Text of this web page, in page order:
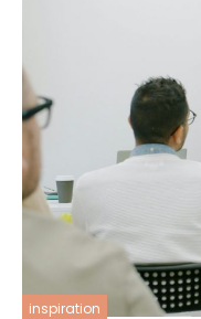
inspiration